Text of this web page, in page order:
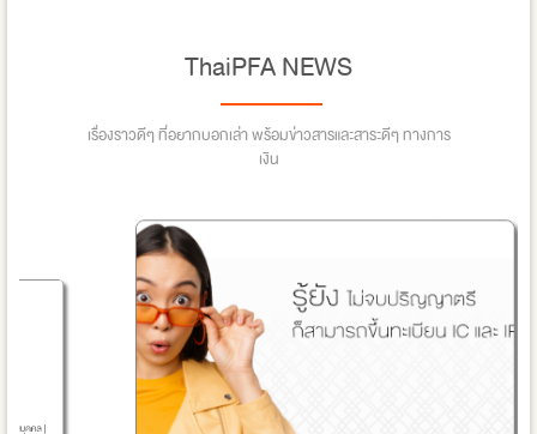
ThaiPFA NEWS
เรื่องราวดีๆ ที่อยากบอกเล่า พร้อมข่าวสารและสาระดีๆ ทางการ
เงิน
นบุคคล |